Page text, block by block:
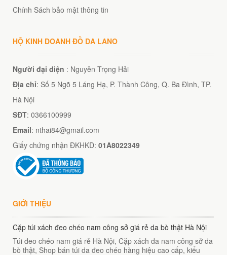
Chính Sách bảo mật thông tin
HỘ KINH DOANH ĐỒ DA LANO
Người đại diện : Nguyễn Trọng Hải
Địa chỉ: Số 5 Ngõ 5 Láng Hạ, P. Thành Công, Q. Ba Đình, TP.
Hà Nội
SĐT: 0366100999
Email: nthai84@gmail.com
Giấy chứng nhận ĐKHKD: 01A8022349
GIỚI THIỆU
Cặp túi xách đeo chéo nam công sở giá rẻ da bò thật Hà Nội
Túi đeo chéo nam giá rẻ Hà Nội, Cặp xách da nam công sở da
bò thật, Shop bán túi da đeo chéo hàng hiệu cao cấp, kiểu